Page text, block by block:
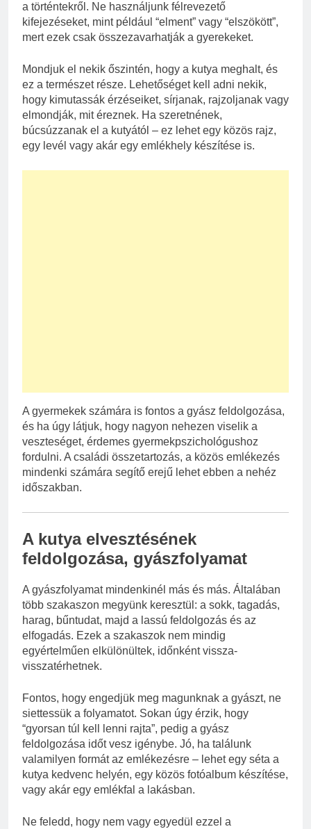
a történtekről. Ne használjunk félrevezető
kifejezéseket, mint például “elment” vagy “elszökött”,
mert ezek csak összezavarhatják a gyerekeket.
Mondjuk el nekik őszintén, hogy a kutya meghalt, és
ez a természet része. Lehetőséget kell adni nekik,
hogy kimutassák érzéseiket, sírjanak, rajzoljanak vagy
elmondják, mit éreznek. Ha szeretnének,
búcsúzzanak el a kutyától – ez lehet egy közös rajz,
egy levél vagy akár egy emlékhely készítése is.
A gyermekek számára is fontos a gyász feldolgozása,
és ha úgy látjuk, hogy nagyon nehezen viselik a
veszteséget, érdemes gyermekpszichológushoz
fordulni. A családi összetartozás, a közös emlékezés
mindenki számára segítő erejű lehet ebben a nehéz
időszakban.
A kutya elvesztésének
feldolgozása, gyászfolyamat
A gyászfolyamat mindenkinél más és más. Általában
több szakaszon megyünk keresztül: a sokk, tagadás,
harag, bűntudat, majd a lassú feldolgozás és az
elfogadás. Ezek a szakaszok nem mindig
egyértelműen elkülönültek, időnként vissza-
visszatérhetnek.
Fontos, hogy engedjük meg magunknak a gyászt, ne
siettessük a folyamatot. Sokan úgy érzik, hogy
“gyorsan túl kell lenni rajta”, pedig a gyász
feldolgozása időt vesz igénybe. Jó, ha találunk
valamilyen formát az emlékezésre – lehet egy séta a
kutya kedvenc helyén, egy közös fotóalbum készítése,
vagy akár egy emlékfal a lakásban.
Ne feledd, hogy nem vagy egyedül ezzel a